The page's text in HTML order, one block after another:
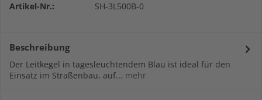
Artikel-Nr.: SH-3L500B-0
Beschreibung
Der Leitkegel in tagesleuchtendem Blau ist ideal für den
Einsatz im Straßenbau, auf... mehr